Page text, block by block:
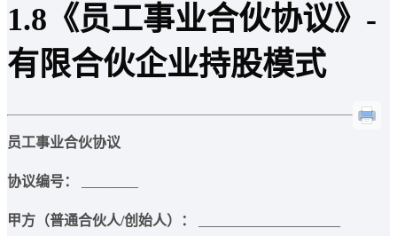
1.8《员工事业合伙协议》-
有限合伙企业持股模式
员工事业合伙协议
协议编号：
甲方（普通合伙人/创始人）：